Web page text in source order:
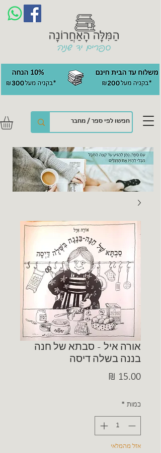
אורה איל - סבתא של חנה
בננה בשלה דיסה
כמות *
אזל מהמלאי